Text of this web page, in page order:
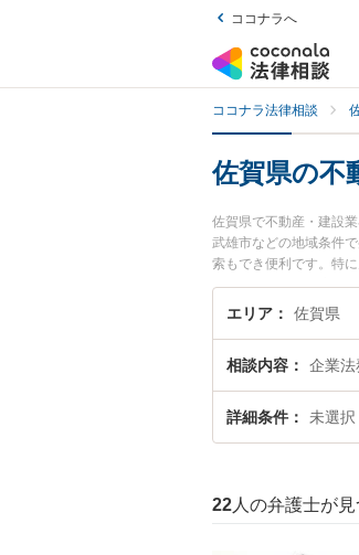
ココナラへ
ココナラ法律相談
佐賀県の不
佐賀県で不動産・建設
武雄市などの地域条件
索もでき便利です。特
費用、強みなどが注目
富な近くの弁護士を検
エリア 佐賀県
相談内容 企業
詳細条件 未選択
22 人の弁護士が